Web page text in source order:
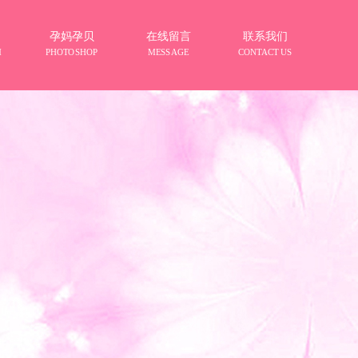
孕妈孕贝
PHOTOSHOP
在线留言
MESSAGE
联系我们
CONTACT US